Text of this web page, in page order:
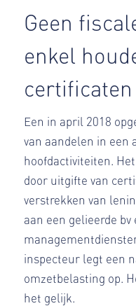
Geen
enkel
certificaten
Een in april 2018
van aandelen in een
hoofdactiviteiten.
door uitgifte van
verstrekken van
aan een gelieerde
inspecteur legt een
omzetbelasting op.
het gelijk.